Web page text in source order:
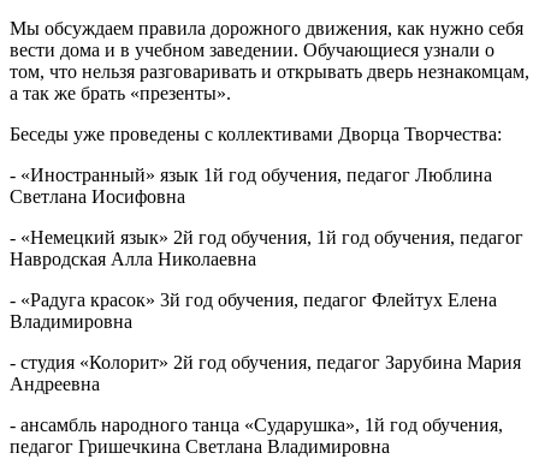
Мы обсуждаем правила дорожного движения, как нужно себя
вести дома и в учебном заведении. Обучающиеся узнали о
том, что нельзя разговаривать и открывать дверь незнакомцам,
а так же брать «презенты».
Беседы уже проведены с коллективами Дворца Творчества:
- «Иностранный» язык 1й год обучения, педагог Люблина
Светлана Иосифовна
- «Немецкий язык» 2й год обучения, 1й год обучения, педагог
Навродская Алла Николаевна
- «Радуга красок» 3й год обучения, педагог Флейтух Елена
Владимировна
- студия «Колорит» 2й год обучения, педагог Зарубина Мария
Андреевна
- ансамбль народного танца «Сударушка», 1й год обучения,
педагог Гришечкина Светлана Владимировна